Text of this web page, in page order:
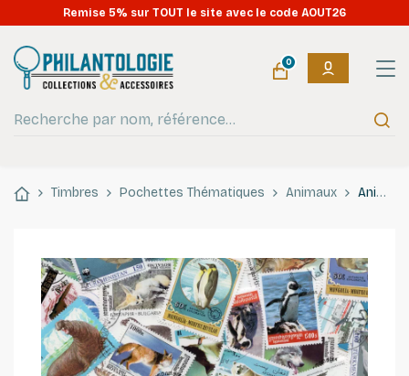
Remise 5% sur TOUT le site avec le code AOUT26
0
Timbres Pochettes Thématiques Animaux Animaux Polaires 50 timbres thématiques tous différents.